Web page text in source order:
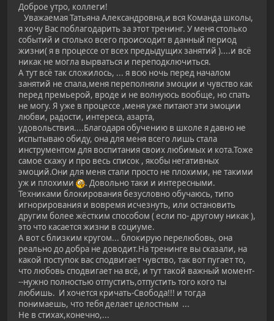
Доброе утро, коллеги!
Уважаемая Татьяна Александровна,и вся Команда школы,
я хочу Вас поблагодарить за этот тренинг. У меня столько
событий и столько всего происходит в данный период
жизни( я в процессе от всех предыдущих занятий )....и всё
никак не могла вырваться и переподключиться.
А тут всё так сложилось, ... я всю ночь перед началом
занятий не спала,меня переполняли эмоции и чувство как
перед премьерой, вроде и не волнуюсь вообще, но спать
не могу. Я уже в процессе ,меня уже питают эти эмоции
любви, радости, интереса, азарта,
удовольствия....Благодаря обучению в школе я давно не
испытываю обиду, она для меня всего лишь стала
инструментом для воспитания своих любимых и кота.Тоже
самое скажу и про весь список , якобы негативных
эмоций.Они для меня стали просто не плохими, не такими
уж и плохими
. Довольно таки и интересными.
Техниками блокирования безусловно обучаюсь, типо
игнорирования и вовремя исчезнуть, или остановить
другим более жёстким способом ( если по- другому никак ),
это что касается жизни в социуме.
А вот с близким кругом... блокирую перелюбовь, она
реально до добра не доводит.На тренинге вы сказали, на
какой поступок вас сподвигает чувство, так вот пугает то,
что любовь сподвигает на всё, и тут такой важный момент-
--нужно полностью отпустить,отпустить того кого ты
любишь. И хочется кричать-Свобода!!! и тогда
понимаешь, что тебя делает целостным ...
Не в стихах,конечно,...